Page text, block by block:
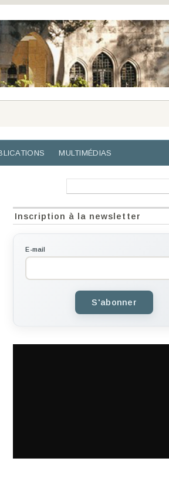
MULTIMÉDIAS
Inscription à la newsletter
E-mail
S'abonner